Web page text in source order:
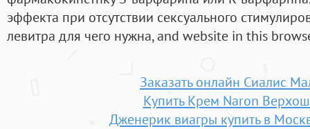
эффекта при отсутствии сексуального
левитра для чего нужна, and website in this
Заказать онлайн Сиалис
Купить Крем Naron
Дженерик виагры купить в